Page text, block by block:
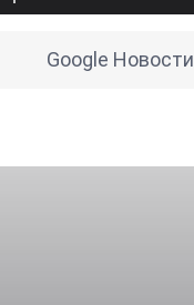
Google Новости